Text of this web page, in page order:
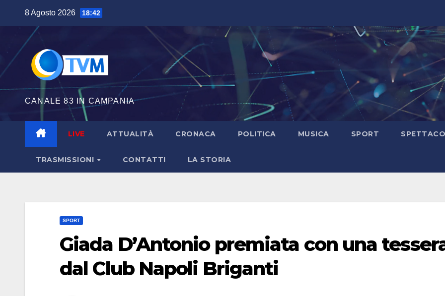
contenuto
8 Agosto 2026 18:42
CANALE 83 IN CAMPANIA
LIVE ATTUALITÀ CRONACA POLITICA MUSICA SPORT
TRASMISSIONI CONTATTI LA STORIA
SPORT
Giada D’Antonio premiata con una
dal Club Napoli Briganti